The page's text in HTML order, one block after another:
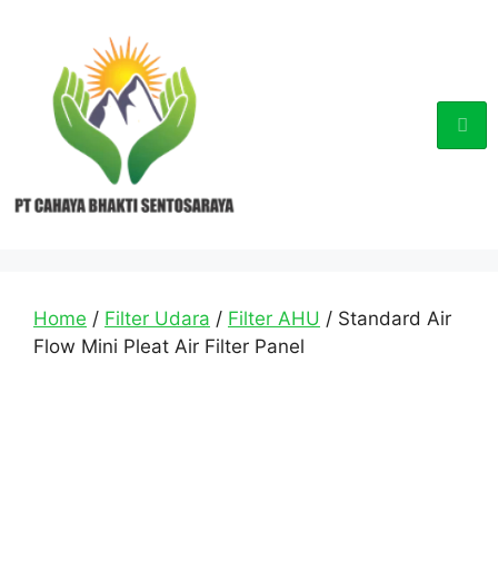
Home / Filter Udara / Filter AHU / Standard Air
Flow Mini Pleat Air Filter Panel